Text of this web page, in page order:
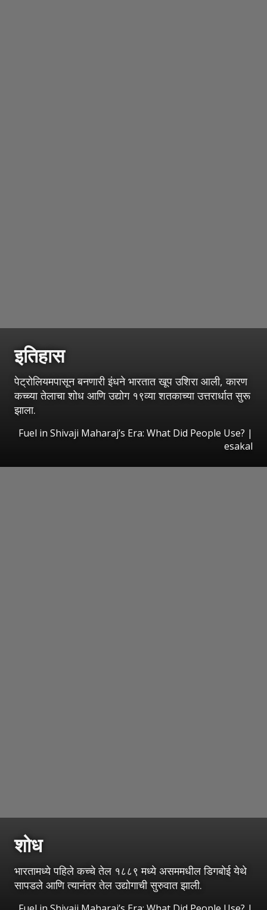
इतिहास
पेट्रोलियमपासून बनणारी इंधने भारतात खूप उशिरा आली, कारण
कच्च्या तेलाचा शोध आणि उद्योग १९व्या शतकाच्या उत्तरार्धात सुरू
झाला.
Fuel in Shivaji Maharaj’s Era: What Did People Use? |
esakal
शोध
भारतामध्ये पहिले कच्चे तेल १८८९ मध्ये असममधील डिगबोई येथे
सापडले आणि त्यानंतर तेल उद्योगाची सुरुवात झाली.